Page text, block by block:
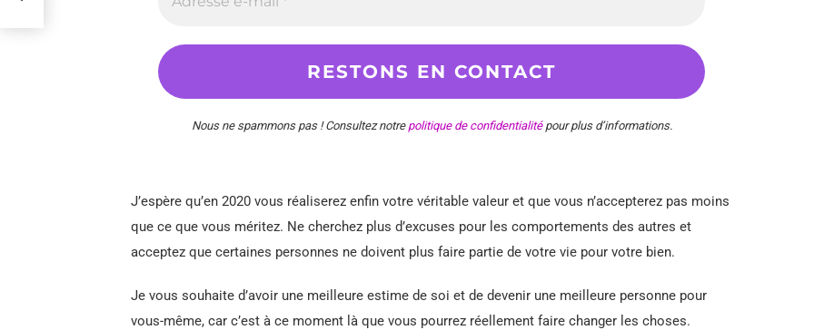
Nous ne spammons pas ! Consultez notre politique de confidentialitépour plus d’informations.
J’espère qu’en 2020 vous réaliserez enfin votre véritable valeur et que vous n’accepterez pas moins
que ce que vous méritez. Ne cherchez plus d’excuses pour les comportements des autres et
acceptez que certaines personnes ne doivent plus faire partie de votre vie pour votre bien.
Je vous souhaite d’avoir une meilleure estime de soi et de devenir une meilleure personne pour
vous-même, car c’est à ce moment là que vous pourrez réellement faire changer les choses.